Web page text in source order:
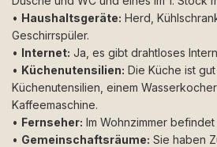
• Haushaltsgeräte: Herd,
Geschirrspüler.
• Internet: Ja, es gibt drahtloses
• Küchenutensilien: Die Küche ist
Küchenutensilien, einem
Kaffeemaschine.
• Fernseher: Im Wohnzimmer
• Gemeinschaftsräume: Sie haben